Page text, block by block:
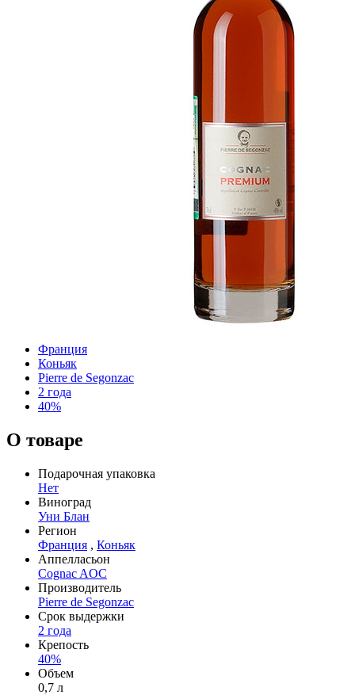
Франция
Коньяк
Pierre de Segonzac
2 года
40%
О товаре
Подарочная упаковка
Нет
Виноград
Уни Блан
Регион
Франция , Коньяк
Аппелласьон
Cognac AOC
Производитель
Pierre de Segonzac
Срок выдержки
2 года
Крепость
40%
Объем
0,7 л